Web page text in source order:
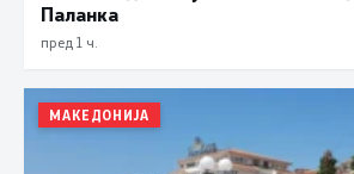
Паланка
пред 1 ч.
МАКЕДОНИЈА